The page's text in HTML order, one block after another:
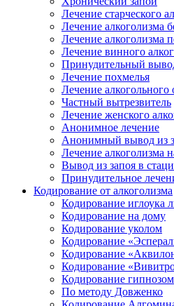
Лечение старческого
Лечение алкоголизма
Лечение алкоголизма
Лечение винного
Принудительный
Лечение похмелья
Лечение алкогольного
Частный вытрезвитель
Лечение женского
Анонимное лечение
Анонимный вывод из
Лечение алкоголизма
Вывод из запоя в
Принудительное
Кодирование от алкоголизма
Кодирование иглоука
Кодирование на дому
Кодирование уколом
Кодирование
Кодирование
Кодирование
Кодирование гипнозом
По методу Довженко